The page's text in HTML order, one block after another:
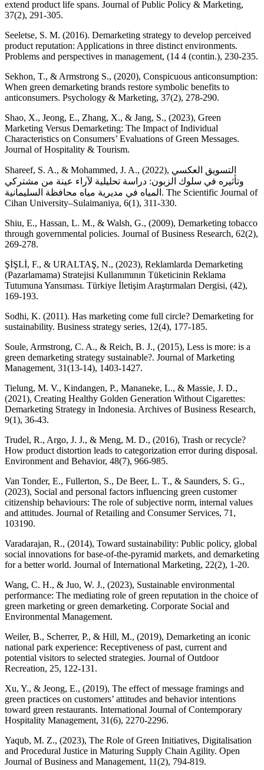
extend product life spans. Journal of Public Policy & Marketing,
Seeletse, S. M. (2016). Demarketing strategy to develop perceived
product reputation: Applications in three distinct environments.
Sekhon, T., & Armstrong S., (2020), Conspicuous anticonsumption:
When green demarketing brands restore symbolic benefits to
Shao, X., Jeong, E., Zhang, X., & Jang, S., (2023), Green
Marketing Versus Demarketing: The Impact of Individual
Characteristics on Consumers’ Evaluations of Green Messages.
Shareef, S. A., & Mohammed, J. A., (2022), التسويق العكسي
وتأثيره في سلوك الزبون: دراسة تحليلية لآراء عينة من مشتركي
المياه في مديرية مياه محافظة السليمانية. The Scientific Journal of
Shiu, E., Hassan, L. M., & Walsh, G., (2009), Demarketing tobacco
through governmental policies. Journal of Business Research, 62(2),
ŞİŞLİ, F., & URALTAŞ, N., (2023), Reklamlarda Demarketing
(Pazarlamama) Stratejisi Kullanımının Tüketicinin Reklama
Tutumuna Yansıması. Türkiye İletişim Araştırmaları Dergisi, (42),
Sodhi, K. (2011). Has marketing come full circle? Demarketing for
Soule, Armstrong, C. A., & Reich, B. J., (2015), Less is more: is a
green demarketing strategy sustainable?. Journal of Marketing
Tielung, M. V., Kindangen, P., Mananeke, L., & Massie, J. D.,
(2021), Creating Healthy Golden Generation Without Cigarettes:
Demarketing Strategy in Indonesia. Archives of Business Research,
Trudel, R., Argo, J. J., & Meng, M. D., (2016), Trash or recycle?
How product distortion leads to categorization error during disposal.
Van Tonder, E., Fullerton, S., De Beer, L. T., & Saunders, S. G.,
(2023), Social and personal factors influencing green customer
citizenship behaviours: The role of subjective norm, internal values
and attitudes. Journal of Retailing and Consumer Services, 71,
Varadarajan, R., (2014), Toward sustainability: Public policy, global
social innovations for base-of-the-pyramid markets, and demarketing
Wang, C. H., & Juo, W. J., (2023), Sustainable environmental
performance: The mediating role of green reputation in the choice of
green marketing or green demarketing. Corporate Social and
Weiler, B., Scherrer, P., & Hill, M., (2019), Demarketing an iconic
national park experience: Receptiveness of past, current and
potential visitors to selected strategies. Journal of Outdoor
Xu, Y., & Jeong, E., (2019), The effect of message framings and
green practices on customers’ attitudes and behavior intentions
toward green restaurants. International Journal of Contemporary
Yaqub, M. Z., (2023), The Role of Green Initiatives, Digitalisation
and Procedural Justice in Maturing Supply Chain Agility. Open